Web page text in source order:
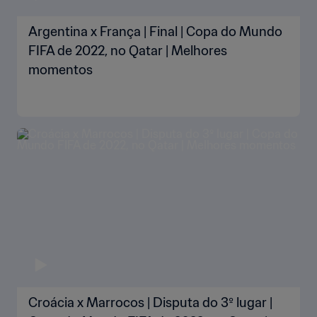
Argentina x França | Final | Copa do Mundo
FIFA de 2022, no Qatar | Melhores
momentos
Croácia x Marrocos | Disputa do 3º lugar |